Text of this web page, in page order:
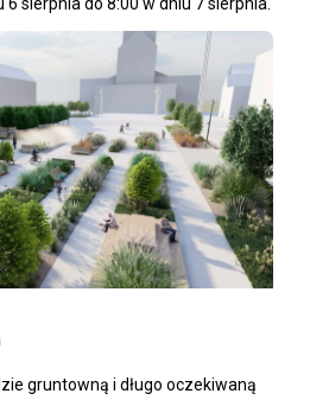
gruntowną i długo oczekiwaną